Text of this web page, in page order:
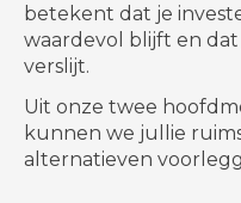
betekent dat je
waardevol blijft en dat
verslijt.
Uit onze twee
kunnen we jullie
alternatieven